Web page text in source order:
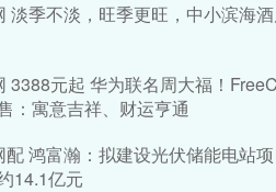
淡季不淡，旺季更旺，中小滨海
3388元起 华为联名周大福！
：寓意吉祥、财运亨通
配 鸿富瀚：拟建设光伏储能电站
14.1亿元